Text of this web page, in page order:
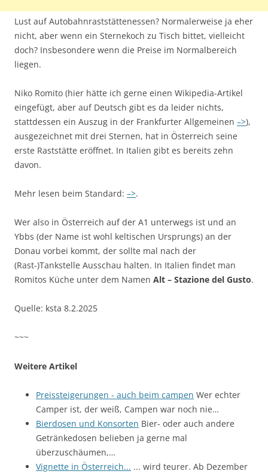
Lust auf Autobahnraststättenessen? Normalerweise ja eher
nicht, aber wenn ein Sternekoch zu Tisch bittet, vielleicht
doch? Insbesondere wenn die Preise im Normalbereich
liegen.
Niko Romito (hier hätte ich gerne einen Wikipedia-Artikel
eingefügt, aber auf Deutsch gibt es da leider nichts,
stattdessen ein Auszug in der Frankfurter Allgemeinen –>),
ausgezeichnet mit drei Sternen, hat in Österreich seine
erste Raststätte eröffnet. In Italien gibt es bereits zehn
davon.
Mehr lesen beim Standard: –>.
Wer also in Österreich auf der A1 unterwegs ist und an
Ybbs (der Name ist wohl keltischen Ursprungs) an der
Donau vorbei kommt, der sollte mal nach der
(Rast-)Tankstelle Ausschau halten. In Italien findet man
Romitos Küche unter dem Namen Alt – Stazione del Gusto.
Quelle: ksta 8.2.2025
~~~
Weitere Artikel
Preissteigerungen - auch beim campen Wer echter
Camper ist, der weiß, Campen war noch nie…
Bierdosen und Konsorten Bier- oder auch andere
Getränkedosen belieben ja gerne mal
überzuschäumen,…
Vignette in Österreich... ... wird teurer. Ab Dezember